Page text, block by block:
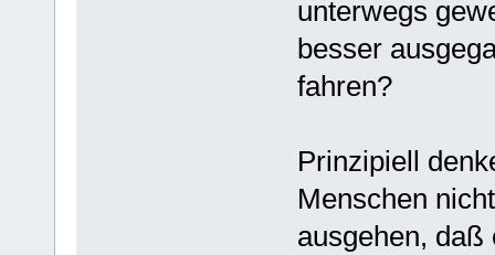
unterwegs
besser
fahren?
Prinzipiell
Menschen
ausgehen,